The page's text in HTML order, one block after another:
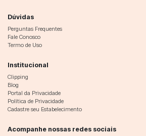
Dúvidas
Perguntas Frequentes
Fale Conosco
Termo de Uso
Institucional
Clipping
Blog
Portal da Privacidade
Política de Privacidade
Cadastre seu Estabelecimento
Acompanhe nossas redes sociais